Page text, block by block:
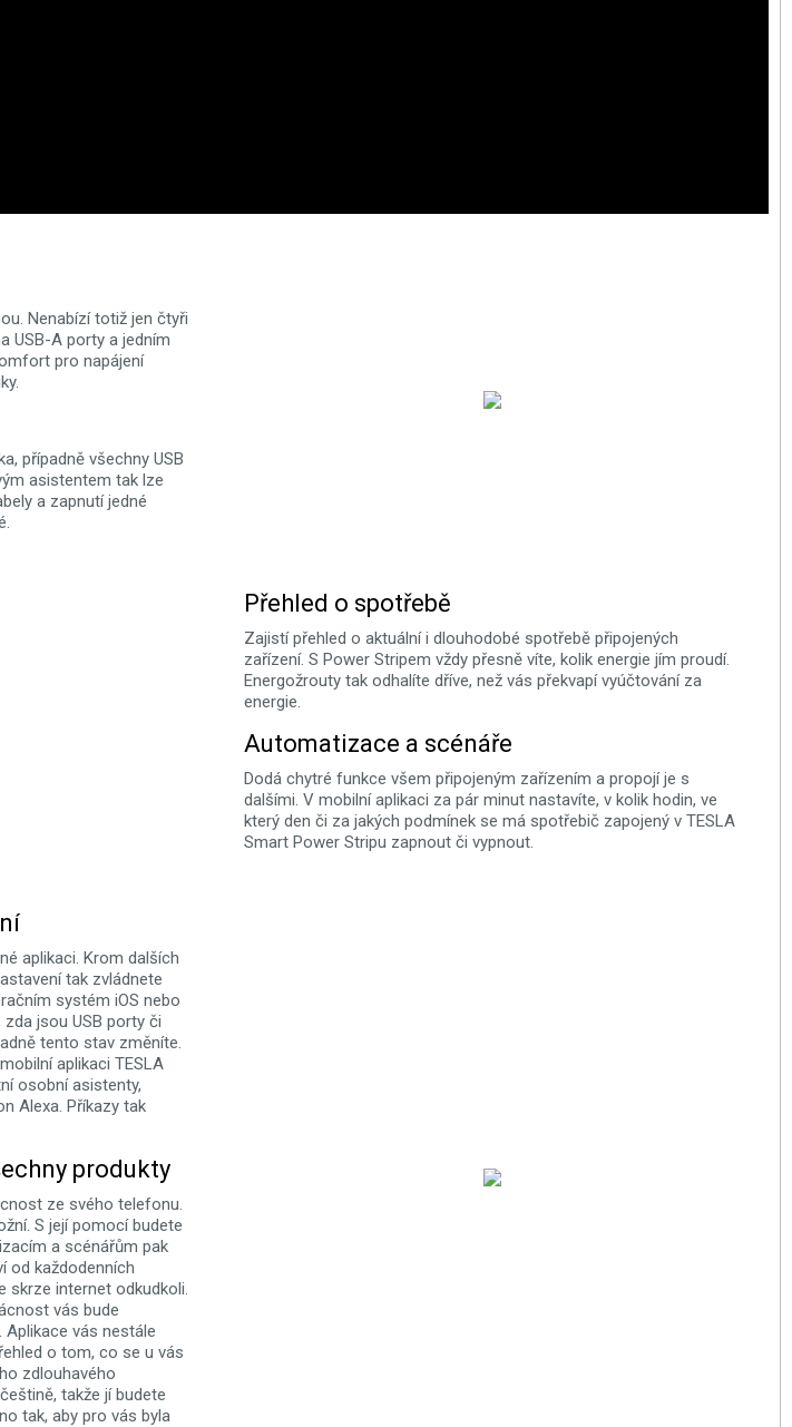
Nenabízí totiž jen čtyři
USB-A porty a jedním
pro napájení
případně všechny USB
asistentem tak lze
a zapnutí jedné
Přehled o spotřebě
Zajistí přehled o aktuální i dlouhodobé spotřebě připojených
zařízení. S Power Stripem vždy přesně víte, kolik energie jím proudí.
Energožrouty tak odhalíte dříve, než vás překvapí vyúčtování za
energie.
Automatizace a scénáře
Dodá chytré funkce všem připojeným zařízením a propojí je s
dalšími. V mobilní aplikaci za pár minut nastavíte, v kolik hodin, ve
který den či za jakých podmínek se má spotřebič zapojený v TESLA
Smart Power Stripu zapnout či vypnout.
aplikaci. Krom dalších
tak zvládnete
systém iOS nebo
jsou USB porty či
tento stav změníte.
aplikaci TESLA
osobní asistenty,
Alexa. Příkazy tak
produkty
ze svého telefonu.
S její pomocí budete
a scénářům pak
od každodenních
skrze internet odkudkoli.
vás bude
vás nestále
o tom, co se u vás
zdlouhavého
takže jí budete
tak, aby pro vás byla